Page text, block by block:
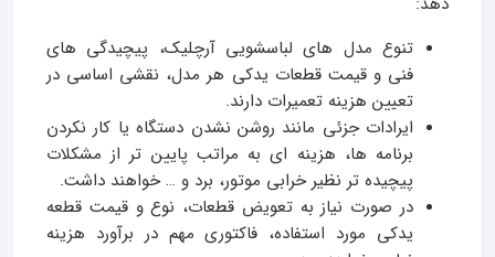
تنوع مدل‌ های لباسشویی آرچلیک، پیچیدگی‌ های
فنی و قیمت قطعات یدکی هر مدل، نقشی اساسی در
تعیین هزینه تعمیرات دارند.
ایرادات جزئی مانند روشن نشدن دستگاه یا کار نکردن
برنامه‌ ها، هزینه‌ ای به مراتب پایین‌ تر از مشکلات
پیچیده‌ تر نظیر خرابی موتور، برد و … خواهند داشت.
در صورت نیاز به تعویض قطعات، نوع و قیمت قطعه
یدکی مورد استفاده، فاکتوری مهم در برآورد هزینه